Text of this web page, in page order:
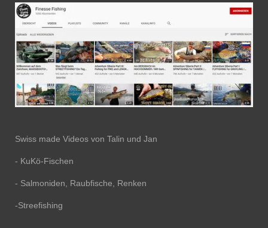
Swiss made Videos von Talin und Jan
- KuKö-Fischen
- Salmoniden, Raubfische, Renken
-Streefishing